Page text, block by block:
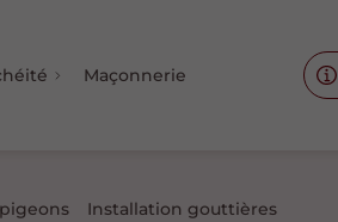
Maçonnerie
Installation gouttières